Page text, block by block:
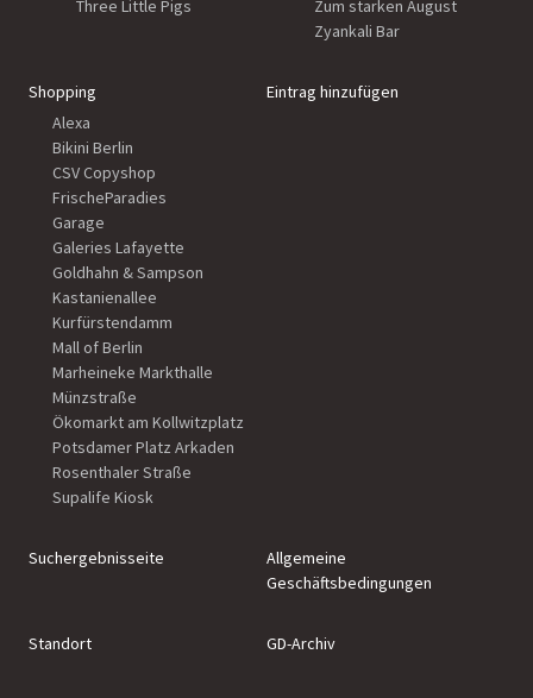
Three Little Pigs
Zum starken August
Zyankali Bar
Shopping
Alexa
Bikini Berlin
CSV Copyshop
FrischeParadies
Garage
Galeries Lafayette
Goldhahn & Sampson
Kastanienallee
Kurfürstendamm
Mall of Berlin
Marheineke Markthalle
Münzstraße
Ökomarkt am Kollwitzplatz
Potsdamer Platz Arkaden
Rosenthaler Straße
Supalife Kiosk
Eintrag hinzufügen
Suchergebnisseite
Allgemeine
Geschäftsbedingungen
Standort GD-Archiv